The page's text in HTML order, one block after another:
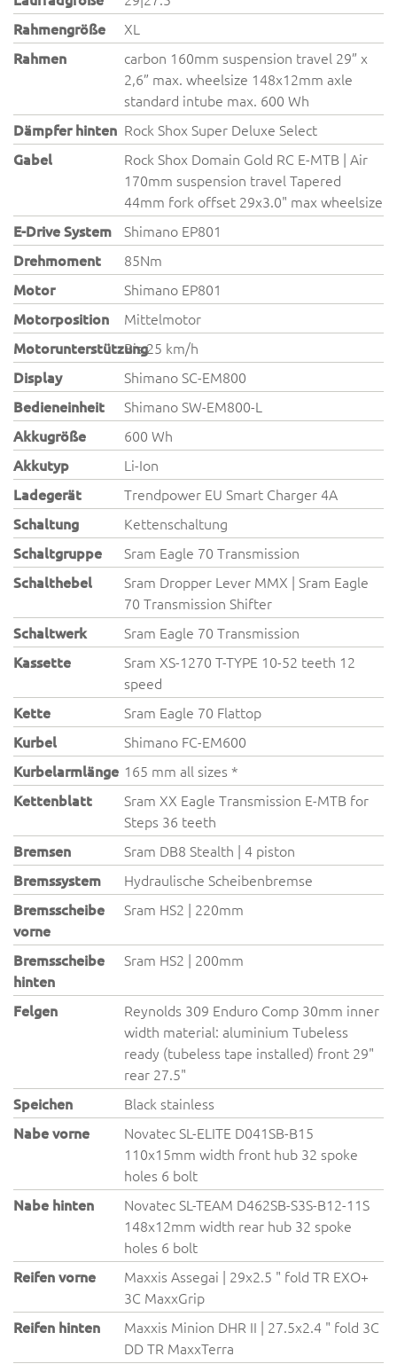
Rahmengröße
XL
Rahmen
carbon 160mm suspension travel 29” x
2,6” max. wheelsize 148x12mm axle
standard intube max. 600 Wh
Dämpfer hinten Rock Shox Super Deluxe Select
Gabel
Rock Shox Domain Gold RC E-MTB | Air
170mm suspension travel Tapered
44mm fork offset 29x3.0" max wheelsize
E-Drive System
Shimano EP801
Drehmoment
85Nm
Motor
Shimano EP801
Motorposition
Mittelmotor
MotorunterstützungBis 25 km/h
Display
Shimano SC-EM800
Bedieneinheit
Shimano SW-EM800-L
Akkugröße
600 Wh
Akkutyp
Li-Ion
Ladegerät
Trendpower EU Smart Charger 4A
Schaltung
Kettenschaltung
Schaltgruppe
Sram Eagle 70 Transmission
Schalthebel
Sram Dropper Lever MMX | Sram Eagle
70 Transmission Shifter
Schaltwerk
Sram Eagle 70 Transmission
Kassette
Sram XS-1270 T-TYPE 10-52 teeth 12
speed
Kette
Sram Eagle 70 Flattop
Kurbel
Shimano FC-EM600
Kurbelarmlänge 165 mm all sizes *
Kettenblatt
Sram XX Eagle Transmission E-MTB for
Steps 36 teeth
Bremsen
Sram DB8 Stealth | 4 piston
Bremssystem
Hydraulische Scheibenbremse
Bremsscheibe
vorne
Sram HS2 | 220mm
Bremsscheibe
hinten
Sram HS2 | 200mm
Felgen
Reynolds 309 Enduro Comp 30mm inner
width material: aluminium Tubeless
ready (tubeless tape installed) front 29"
rear 27.5"
Speichen
Black stainless
Nabe vorne
Novatec SL-ELITE D041SB-B15
110x15mm width front hub 32 spoke
holes 6 bolt
Nabe hinten
Novatec SL-TEAM D462SB-S3S-B12-11S
148x12mm width rear hub 32 spoke
holes 6 bolt
Reifen vorne
Maxxis Assegai | 29x2.5 " fold TR EXO+
3C MaxxGrip
Reifen hinten
Maxxis Minion DHR II | 27.5x2.4 " fold 3C
DD TR MaxxTerra